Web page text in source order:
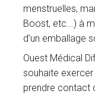
menstruelles,
Boost, etc...) à
d’un emballage
Ouest Médical
souhaite
prendre contact